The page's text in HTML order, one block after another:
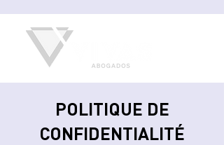
POLITIQUE DE
CONFIDENTIALITÉ